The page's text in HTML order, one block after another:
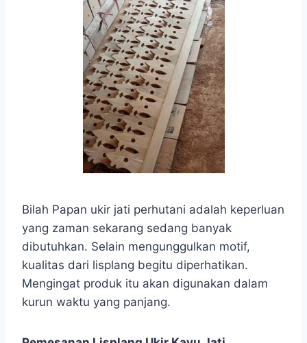
Bilah Papan ukir jati perhutani adalah keperluan
yang zaman sekarang sedang banyak
dibutuhkan. Selain mengunggulkan motif,
kualitas dari lisplang begitu diperhatikan.
Mengingat produk itu akan digunakan dalam
kurun waktu yang panjang.